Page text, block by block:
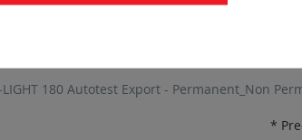
LIGHT 180 Autotest Export - Permanent_Non
*